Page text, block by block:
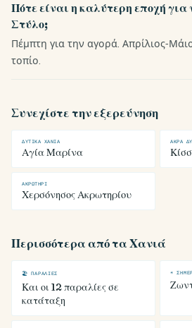
Πότε είναι η καλύτερη εποχή για
Στύλο;
Πέμπτη για την αγορά. Απρίλιος-
τοπίο.
Συνεχίστε την εξερεύνηση
ΔΥΤΙΚΆ ΧΑΝΙΆ
Αγία Μαρίνα
ΆΚΡΑ
ΑΚΡΩΤΉΡΙ
Χερσόνησος Ακρωτηρίου
Περισσότερα από τα Χανιά
🏖 ΠΑΡΑΛΊΕΣ
Και οι 12 παραλίες σε
κατάταξη
☀